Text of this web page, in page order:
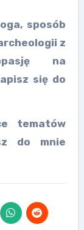
sposób
z
na
się do
tematów
do mnie